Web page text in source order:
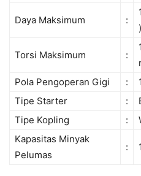
Daya Maksimum :
)
Torsi Maksimum :
Pola Pengoperan Gigi
:
Tipe Starter
:
Tipe Kopling
:
Kapasitas Minyak
Pelumas
: